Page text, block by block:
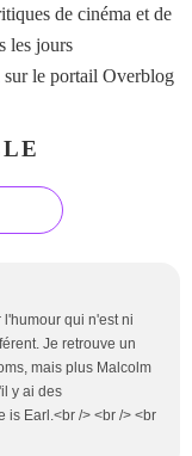
de cinéma et de
les jours
sur le portail Overblog
l'humour qui n'est ni
Je retrouve un
mais plus Malcolm
y ai des
is Earl.<br /> <br /> <br